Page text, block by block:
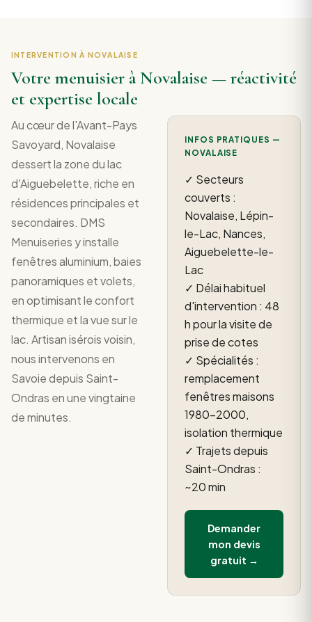
INTERVENTION À NOVALAISE
Votre menuisier à Novalaise — réactivité
et expertise locale
Au cœur de l'Avant-Pays
Savoyard, Novalaise
dessert la zone du lac
d'Aiguebelette, riche en
résidences principales et
secondaires. DMS
Menuiseries y installe
fenêtres aluminium, baies
panoramiques et volets,
en optimisant le confort
thermique et la vue sur le
lac. Artisan isérois voisin,
nous intervenons en
Savoie depuis Saint-
Ondras en une vingtaine
de minutes.
INFOS PRATIQUES —
NOVALAISE
✓ Secteurs
couverts :
Novalaise, Lépin-
le-Lac, Nances,
Aiguebelette-le-
Lac
✓ Délai habituel
d'intervention : 48
h pour la visite de
prise de cotes
✓ Spécialités :
remplacement
fenêtres maisons
1980–2000,
isolation thermique
✓ Trajets depuis
Saint-Ondras :
~20 min
Demander
mon devis
gratuit →